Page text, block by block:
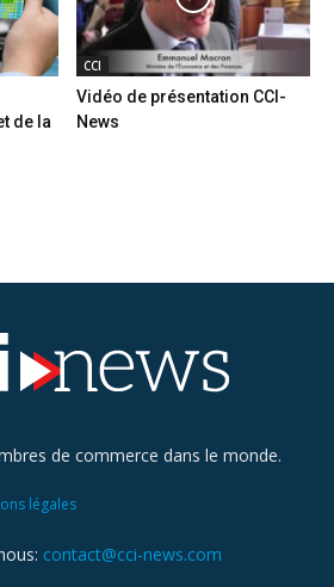
de la
CCI
Vidéo de présentation CCI-
News
de commerce dans le monde.
légales
contact@cci-news.com